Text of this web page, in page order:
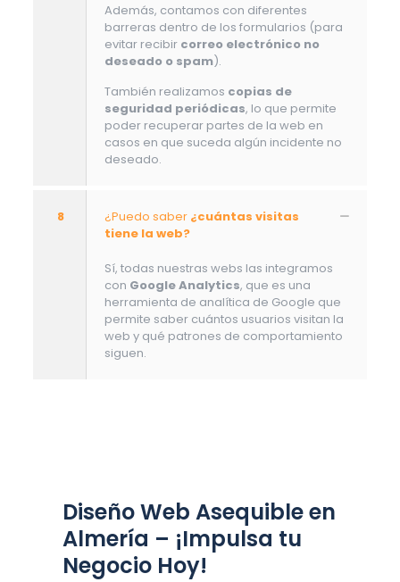
Además, contamos con diferentes
barreras dentro de los formularios (para
evitar recibir correo electrónico no
deseado o spam).
También realizamos copias de
seguridad periódicas, lo que permite
poder recuperar partes de la web en
casos en que suceda algún incidente no
deseado.
8 ¿Puedo saber ¿cuántas visitas
tiene la web?
Sí, todas nuestras webs las integramos
con Google Analytics, que es una
herramienta de analítica de Google que
permite saber cuántos usuarios visitan la
web y qué patrones de comportamiento
siguen.
Diseño Web Asequible en
Almería – ¡Impulsa tu
Negocio Hoy!